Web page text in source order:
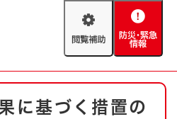
閲
助
防
緊
情
救急・消防
に基づく措置の